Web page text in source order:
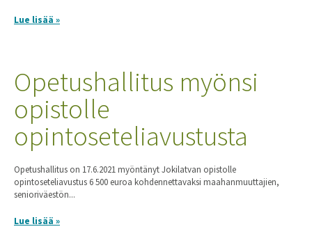
Lue lisää »
Opetushallitus myönsi
opistolle
opintoseteliavustusta
Opetushallitus on 17.6.2021 myöntänyt Jokilatvan opistolle
opintoseteliavustus 6 500 euroa kohdennettavaksi maahanmuuttajien,
senioriväestön...
Lue lisää »